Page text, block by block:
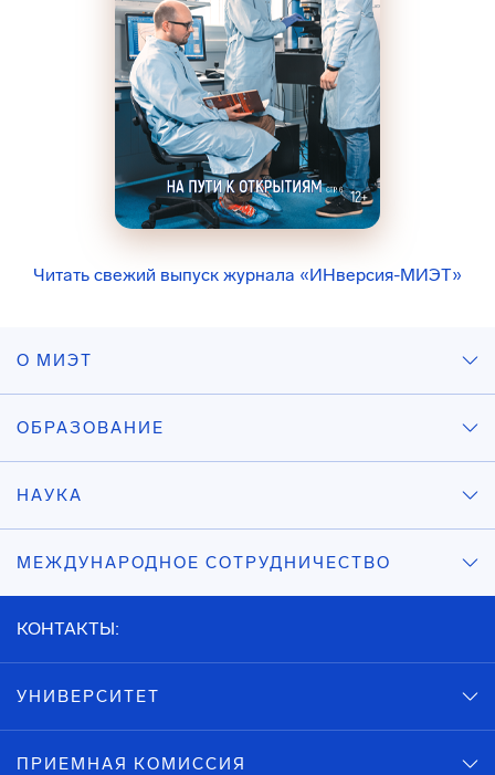
Читать свежий выпуск журнала «ИНверсия-МИЭТ»
О МИЭТ
ОБРАЗОВАНИЕ
НАУКА
МЕЖДУНАРОДНОЕ СОТРУДНИЧЕСТВО
КОНТАКТЫ:
УНИВЕРСИТЕТ
ПРИЕМНАЯ КОМИССИЯ